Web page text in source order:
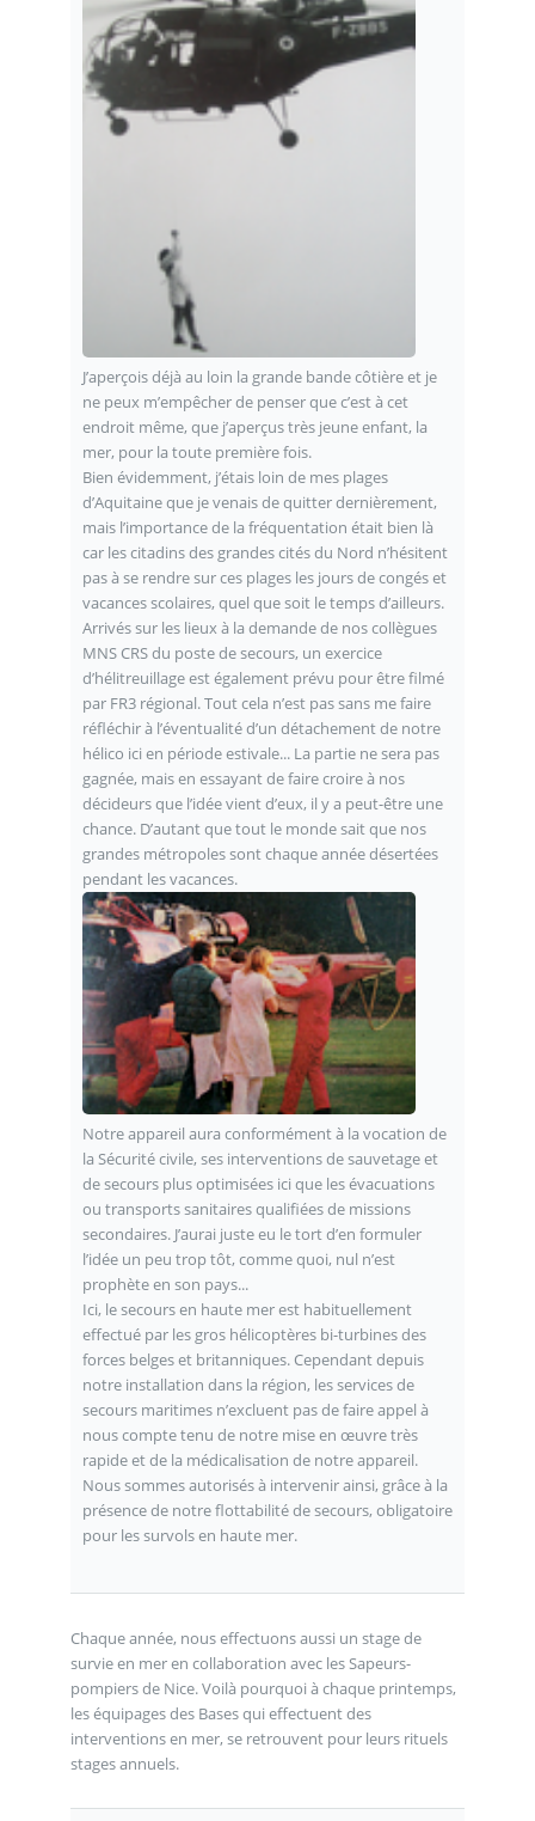
J’aperçois déjà au loin la grande bande côtière et je
ne peux m’empêcher de penser que c’est à cet
endroit même, que j’aperçus très jeune enfant, la
mer, pour la toute première fois.
Bien évidemment, j’étais loin de mes plages
d’Aquitaine que je venais de quitter dernièrement,
mais l’importance de la fréquentation était bien là
car les citadins des grandes cités du Nord n’hésitent
pas à se rendre sur ces plages les jours de congés et
vacances scolaires, quel que soit le temps d’ailleurs.
Arrivés sur les lieux à la demande de nos collègues
MNS CRS du poste de secours, un exercice
d’hélitreuillage est également prévu pour être filmé
par FR3 régional. Tout cela n’est pas sans me faire
réfléchir à l’éventualité d’un détachement de notre
hélico ici en période estivale... La partie ne sera pas
gagnée, mais en essayant de faire croire à nos
décideurs que l’idée vient d’eux, il y a peut-être une
chance. D’autant que tout le monde sait que nos
grandes métropoles sont chaque année désertées
pendant les vacances.
Notre appareil aura conformément à la vocation de
la Sécurité civile, ses interventions de sauvetage et
de secours plus optimisées ici que les évacuations
ou transports sanitaires qualifiées de missions
secondaires. J’aurai juste eu le tort d’en formuler
l’idée un peu trop tôt, comme quoi, nul n’est
prophète en son pays...
Ici, le secours en haute mer est habituellement
effectué par les gros hélicoptères bi-turbines des
forces belges et britanniques. Cependant depuis
notre installation dans la région, les services de
secours maritimes n’excluent pas de faire appel à
nous compte tenu de notre mise en œuvre très
rapide et de la médicalisation de notre appareil.
Nous sommes autorisés à intervenir ainsi, grâce à la
présence de notre flottabilité de secours, obligatoire
pour les survols en haute mer.
Chaque année, nous effectuons aussi un stage de
survie en mer en collaboration avec les Sapeurs-
pompiers de Nice. Voilà pourquoi à chaque printemps,
les équipages des Bases qui effectuent des
interventions en mer, se retrouvent pour leurs rituels
stages annuels.